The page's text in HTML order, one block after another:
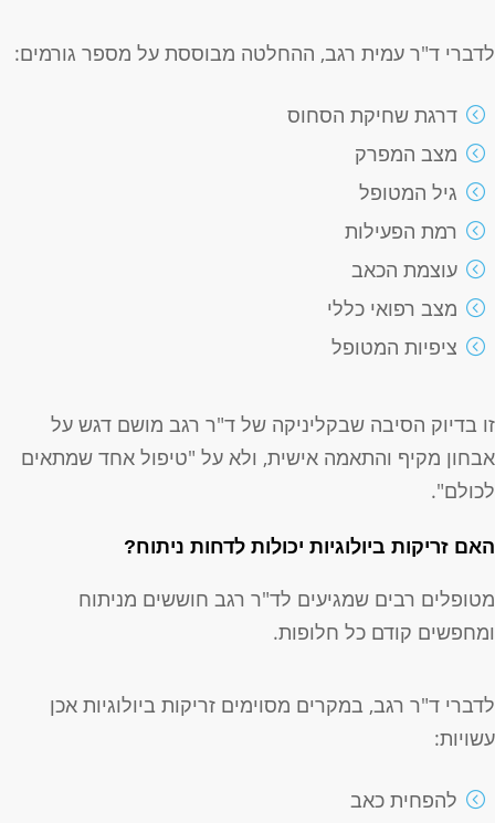
לדברי ד"ר עמית רגב, ההחלטה מבוססת על מספר גורמים:
דרגת שחיקת הסחוס
מצב המפרק
גיל המטופל
רמת הפעילות
עוצמת הכאב
מצב רפואי כללי
ציפיות המטופל
זו בדיוק הסיבה שבקליניקה של ד"ר רגב מושם דגש על
אבחון מקיף והתאמה אישית, ולא על "טיפול אחד שמתאים
לכולם".
האם זריקות ביולוגיות יכולות לדחות ניתוח?
מטופלים רבים שמגיעים לד"ר רגב חוששים מניתוח
ומחפשים קודם כל חלופות.
לדברי ד"ר רגב, במקרים מסוימים זריקות ביולוגיות אכן
עשויות:
להפחית כאב